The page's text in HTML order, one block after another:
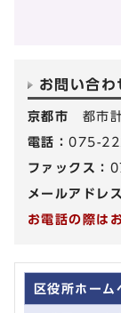
お問い合わ
京都市 都市
電話：075-
ファックス：
メールアドレス
お電話の際は
区役所ホーム